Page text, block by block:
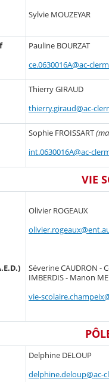
Sylvie MOUZEYAR
Pauline BOURZAT
ce.0630016A@ac-
Thierry GIRAUD
thierry.giraud@ac-
Sophie FROISSART
int.0630016A@ac-
VIE
Olivier ROGEAUX
Séverine CAUDRON -
IMBERDIS - Manon
vie-
Delphine DELOUP
delphine.deloup@ac-